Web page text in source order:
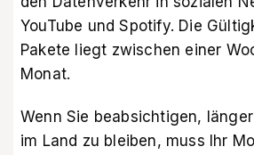
YouTube und Spotify. Die
Pakete liegt zwischen einer
Monat.
Wenn Sie beabsichtigen,
im Land zu bleiben, muss Ihr